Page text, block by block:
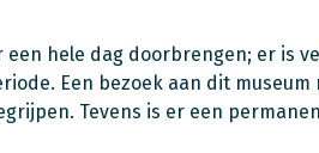
hele dag doorbrengen; er is
Een bezoek aan dit museum
Tevens is er een